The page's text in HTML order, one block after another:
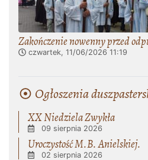
Zakończenie nowenny przed
czwartek, 11/06/2026 11:19
Ogłoszenia
XX Niedziela Zwykła
09 sierpnia 2026
Uroczystość M.B. Anielskiej.
02 sierpnia 2026